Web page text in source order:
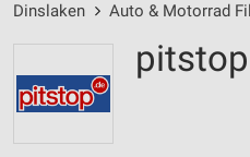
Dinslaken Auto & Motorrad